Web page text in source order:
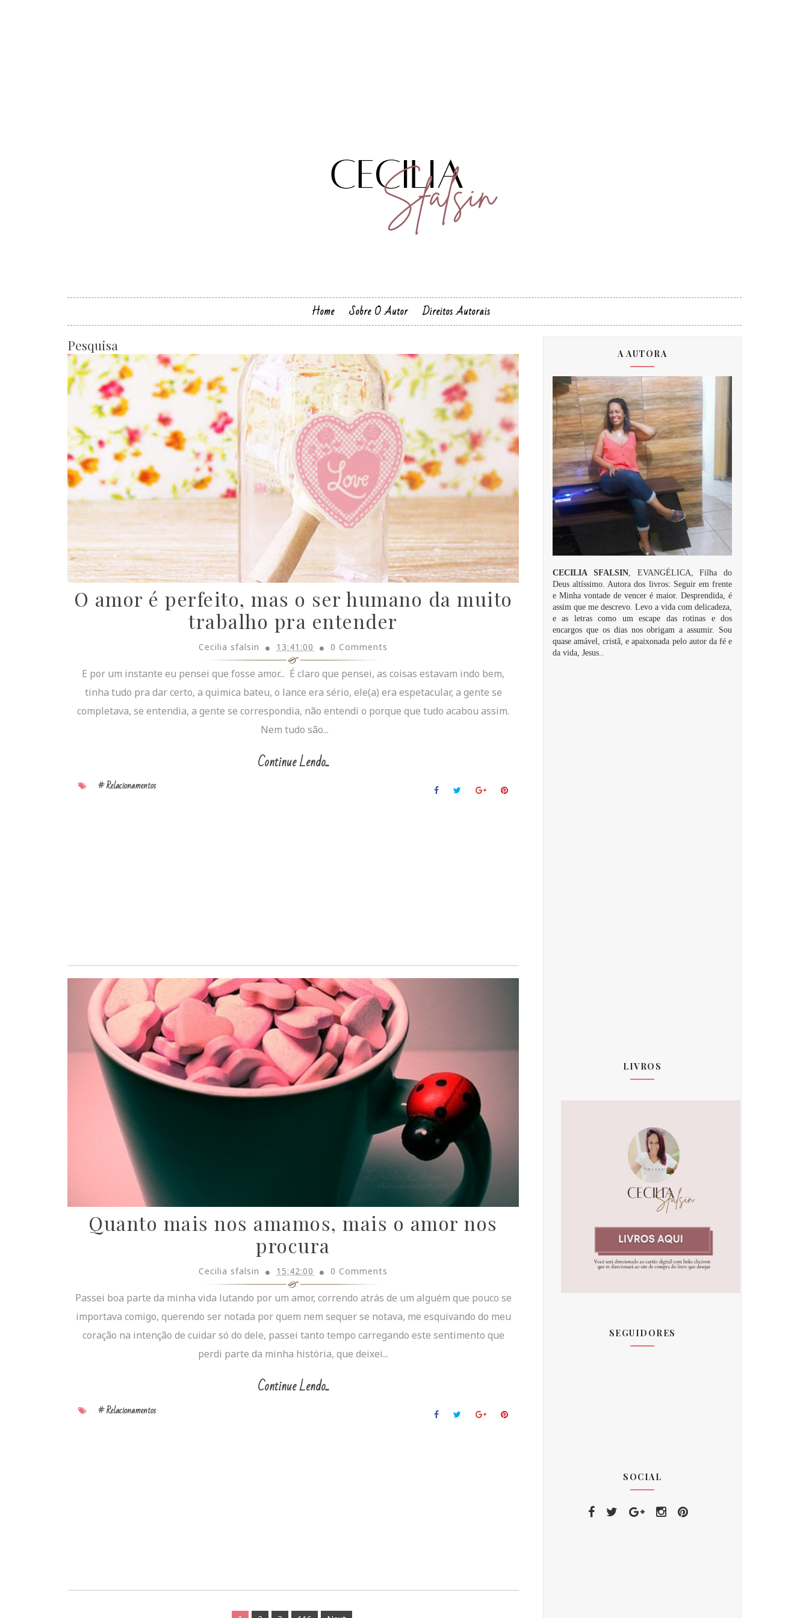
Home Sobre O Autor Direitos Autorais
Pesquisa
O amor é perfeito, mas o ser humano da muito
trabalho pra entender
Cecilia sfalsin 13:41:00 0 Comments
E por um instante eu pensei que fosse amor... É claro que pensei, as coisas estavam indo bem,
tinha tudo pra dar certo, a quimica bateu, o lance era sério, ele(a) era espetacular, a gente se
completava, se entendia, a gente se correspondia, não entendi o porque que tudo acabou assim.
Nem tudo são...
Continue Lendo...
# Relacionamentos
Quanto mais nos amamos, mais o amor nos
procura
Cecilia sfalsin 15:42:00 0 Comments
Passei boa parte da minha vida lutando por um amor, correndo atrás de um alguém que pouco se
importava comigo, querendo ser notada por quem nem sequer se notava, me esquivando do meu
coração na intenção de cuidar só do dele, passei tanto tempo carregando este sentimento que
perdi parte da minha história, que deixei...
Continue Lendo...
# Relacionamentos
A AUTORA
CECILIA SFALSIN, EVANGÉLICA, Filha do
Deus altíssimo. Autora dos livros: Seguir em frente
e Minha vontade de vencer é maior. Desprendida, é
assim que me descrevo. Levo a vida com delicadeza,
e as letras como um escape das rotinas e dos
encargos que os dias nos obrigam a assumir. Sou
quase amável, cristã, e apaixonada pelo autor da fé e
da vida, Jesus..
LIVROS
SEGUIDORES
SOCIAL